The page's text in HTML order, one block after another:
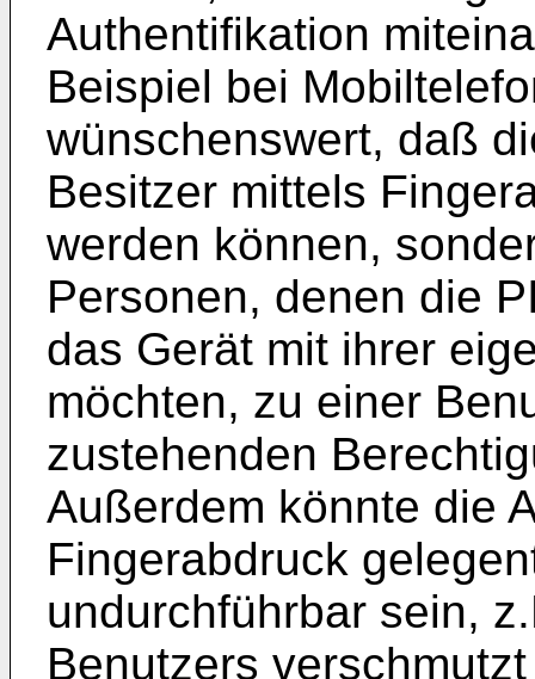
Authentifikation
Beispiel bei
wünschenswert, daß
Besitzer mittels
werden können,
Personen, denen die
das Gerät mit ihrer
möchten, zu einer
zustehenden
Außerdem könnte die
Fingerabdruck
undurchführbar sein,
Benutzers